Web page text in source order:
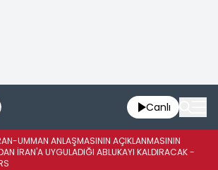
Canlı
UMMAN ANLAŞMASININ AÇIKLANMASININ
İRAN'A UYGULADIĞI ABLUKAYI KALDIRACAK -